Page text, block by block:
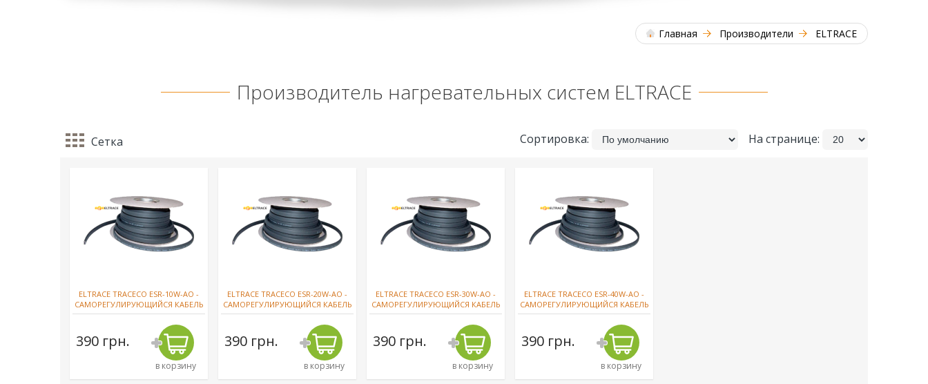
Главная Производители ELTRACE
Производитель нагревательных систем ELTRACE
Сетка На странице:
Сортировка:
ELTRACE TRACECO ESR-10W-AO -
CАМОРЕГУЛИРУЮЩИЙСЯ КАБЕЛЬ
390 грн.
в корзину
ELTRACE TRACECO ESR-20W-AO -
CАМОРЕГУЛИРУЮЩИЙСЯ КАБЕЛЬ
390 грн.
в корзину
ELTRACE TRACECO ESR-30W-AO -
CАМОРЕГУЛИРУЮЩИЙСЯ КАБЕЛЬ
390 грн.
в корзину
ELTRACE TRACECO ESR-40W-AO -
CАМОРЕГУЛИРУЮЩИЙСЯ КАБЕЛЬ
390 грн.
в корзину